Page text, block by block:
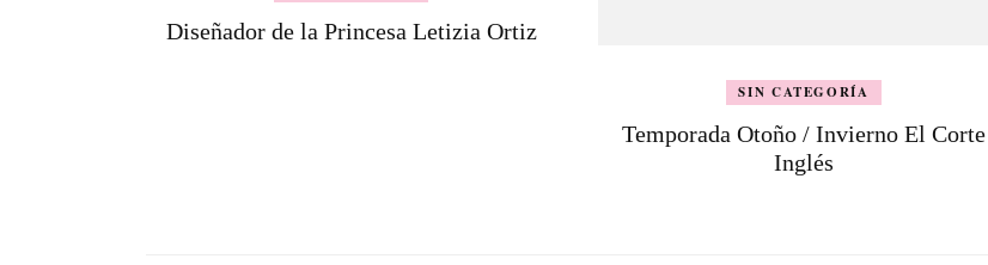
Diseñador de la Princesa Letizia Ortiz
SIN CATEGORÍA
Temporada Otoño / Invierno El Corte
Inglés